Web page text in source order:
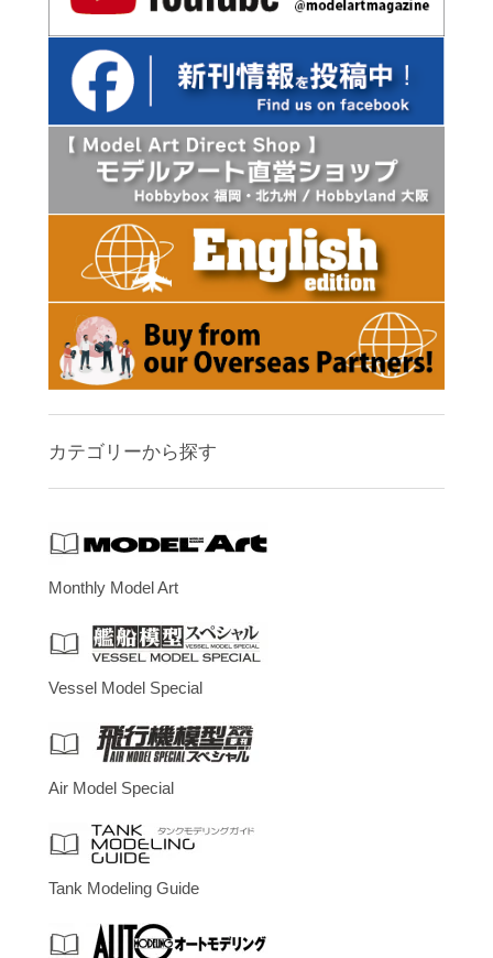
カテゴリーから探す
Monthly Model Art
Vessel Model Special
Air Model Special
Tank Modeling Guide